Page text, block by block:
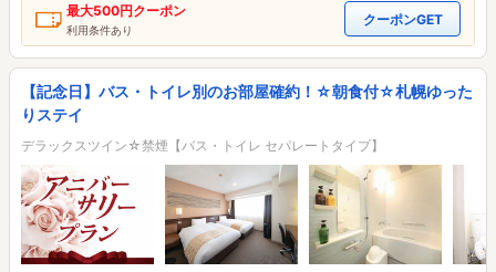
最大500円クーポン
利用条件あり
クーポンGET
【記念日】バス・トイレ別のお部屋確約！☆朝食付☆札幌ゆった
りステイ
デラックスツイン☆禁煙【バス・トイレ セパレートタイプ】